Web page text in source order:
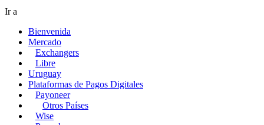
Ir a
Bienvenida
Mercado
Exchangers
Libre
Uruguay
Plataformas de Pagos Digitales
Payoneer
Otros Países
Wise